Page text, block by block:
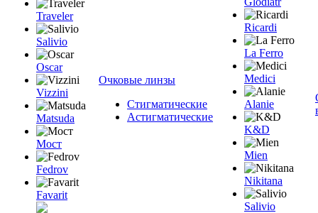
Traveler
Salivio
Oscar
Vizzini
Matsuda
Мост
Fedrov
Favarit
Очковые линзы
Стигматические
Астигматические
Ricardi
La Ferro
Medici
Alanie
K&D
Mien
Nikitana
Salivio